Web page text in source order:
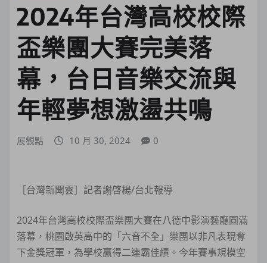
2024年台灣高校校際
盃樂團大賽完美落
幕，台日音樂交流與
年輕夢想激盪共鳴
展觀點 10 月 30, 2024 0
［台灣新聞雲］記者謝啓楊/台北報導
2024年台灣高校校際盃樂團大賽在八德中影演藝廳圓滿
落幕，桃園啟英高中的「六音不全」樂團以非凡表現奪
下金獎冠軍，為學校贏得二連霸佳績。今年賽事規模空